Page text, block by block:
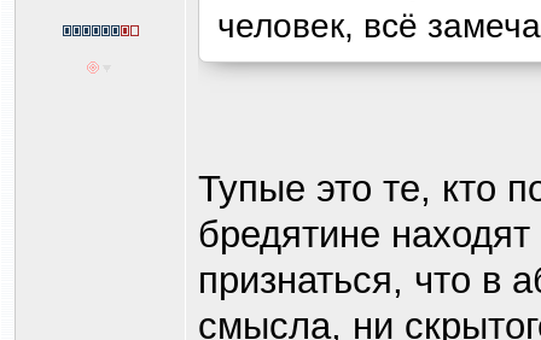
человек, всё
Тупые это те, кто
бредятине
признаться, что в
смысла, ни